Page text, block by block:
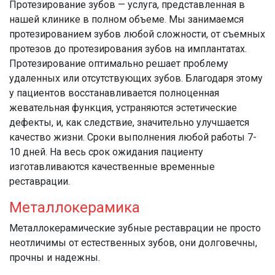
Протезирование зубов — услуга, представленная в
нашей клинике в полном объеме. Мы занимаемся
протезированием зубов любой сложности, от съемных
протезов до протезирования зубов на имплантатах.
Протезирование оптимально решает проблему
удаленных или отсутствующих зубов. Благодаря этому
у пациентов восстанавливается полноценная
жевательная функция, устраняются эстетические
дефекты, и, как следствие, значительно улучшается
качество жизни. Сроки выполнения любой работы 7-
10 дней. На весь срок ожидания пациенту
изготавливаются качественные временные
реставрации.
Металлокерамика
Металлокерамические зубные реставрации не просто
неотличимы от естественных зубов, они долговечны,
прочны и надежны.